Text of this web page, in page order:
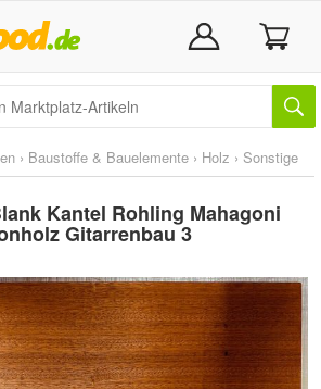
› Baustoffe & Bauelemente › Holz › Sonstige
Kantel Rohling Mahagoni
Gitarrenbau 3